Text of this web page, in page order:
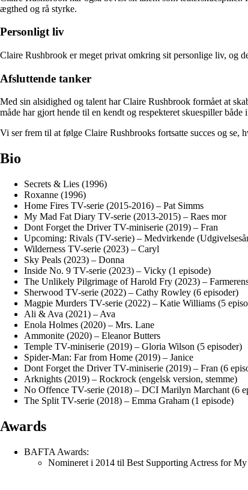
ægthed og rå styrke.
Personligt liv
Claire Rushbrook er meget privat omkring sit personlige liv, og
Afsluttende tanker
Med sin alsidighed og talent har Claire Rushbrook formået at
måde har gjort hende til en kendt og respekteret skuespiller
Vi ser frem til at følge Claire Rushbrooks fortsatte succes og
Bio
Secrets & Lies (1996)
Roxanne (1996)
Home Fires TV-serie (2015-2016) – Pat Simms
My Mad Fat Diary TV-serie (2013-2015) – Raes mor
Dont Forget the Driver TV-miniserie (2019) – Fran
Upcoming: Rivals (TV-serie) – Medvirkende
Wilderness TV-serie (2023) – Caryl
Sky Peals (2023) – Donna
Inside No. 9 TV-serie (2023) – Vicky (1 episode)
The Unlikely Pilgrimage of Harold Fry (2023) –
Sherwood TV-serie (2022) – Cathy Rowley (6 episoder)
Magpie Murders TV-serie (2022) – Katie Williams (5
Ali & Ava (2021) – Ava
Enola Holmes (2020) – Mrs. Lane
Ammonite (2020) – Eleanor Butters
Temple TV-miniserie (2019) – Gloria Wilson (5 episoder)
Spider-Man: Far from Home (2019) – Janice
Dont Forget the Driver TV-miniserie (2019) – Fran (6
Arknights (2019) – Rockrock (engelsk version, stemme)
No Offence TV-serie (2018) – DCI Marilyn Marchant (6
The Split TV-serie (2018) – Emma Graham (1 episode)
Awards
BAFTA Awards:
Nomineret i 2014 til Best Supporting Actress for